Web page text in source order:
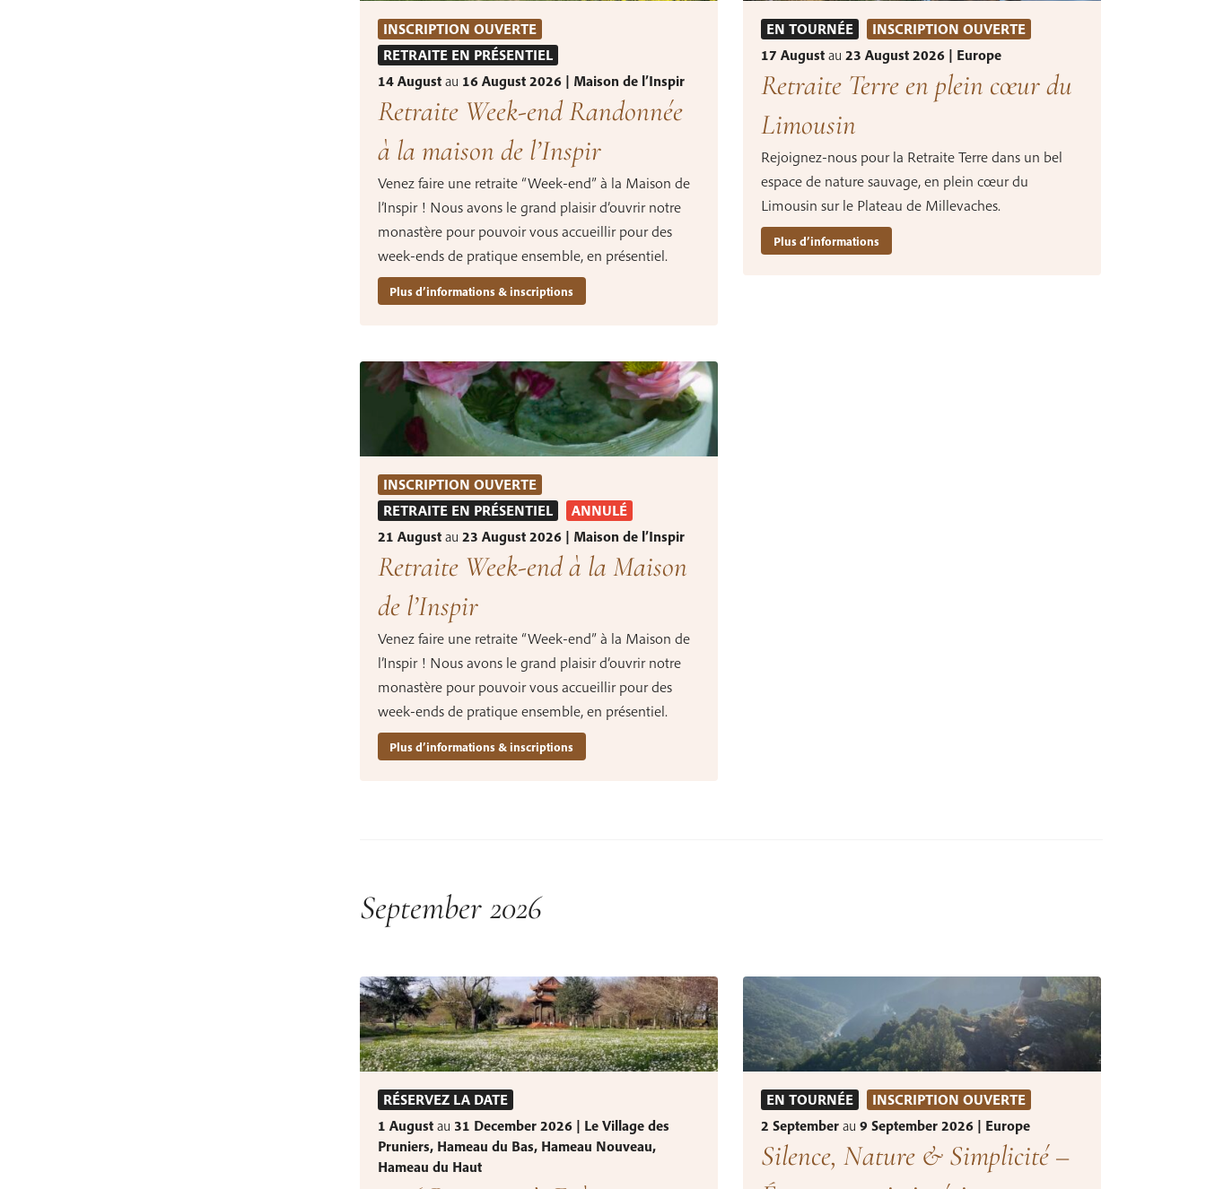
INSCRIPTION OUVERTE
RETRAITE EN PRÉSENTIEL
14 August au 16 August 2026 | Maison de l’Inspir
Retraite Week-end Randonnée
à la maison de l’Inspir
Venez faire une retraite “Week-end” à la Maison de
l’Inspir ! Nous avons le grand plaisir d’ouvrir notre
monastère pour pouvoir vous accueillir pour des
week-ends de pratique ensemble, en présentiel.
Plus d’informations & inscriptions
EN TOURNÉE
INSCRIPTION OUVERTE
17 Augustau 23 August 2026 | Europe
Retraite Terre en plein cœur du
Limousin
Rejoignez-nous pour la Retraite Terre dans un bel
espace de nature sauvage, en plein cœur du
Limousin sur le Plateau de Millevaches.
Plus d’informations
INSCRIPTION OUVERTE
RETRAITE EN PRÉSENTIEL
ANNULÉ
21 August au 23 August 2026 | Maison de l’Inspir
Retraite Week-end à la Maison
de l’Inspir
Venez faire une retraite “Week-end” à la Maison de
l’Inspir ! Nous avons le grand plaisir d’ouvrir notre
monastère pour pouvoir vous accueillir pour des
week-ends de pratique ensemble, en présentiel.
Plus d’informations & inscriptions
September 2026
RÉSERVEZ LA DATE
1 August au 31 December 2026 | Le Village des
Pruniers, Hameau du Bas, Hameau Nouveau,
Hameau du Haut
EN TOURNÉE
INSCRIPTION OUVERTE
2 Septemberau 9 September 2026 | Europe
Silence, Nature & Simplicité –